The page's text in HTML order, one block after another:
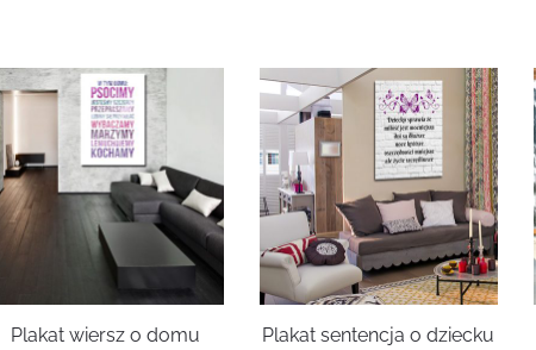
Plakat wiersz o domu Plakat sentencja o dziecku